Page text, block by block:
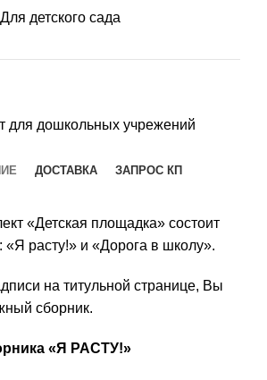
Для детского сада
для дошкольных учрежений
ДОСТАВКА ЗАПРОС КП
«Детская площадка» состоит
«Я расту!» и «Дорога в школу».
на титульной странице, Вы
сборник.
«Я РАСТУ!»